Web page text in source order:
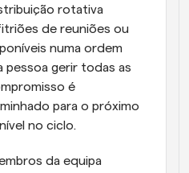
rotativa
de reuniões ou
numa ordem
pessoa gerir todas as
é
para o próximo
no ciclo.
da equipa